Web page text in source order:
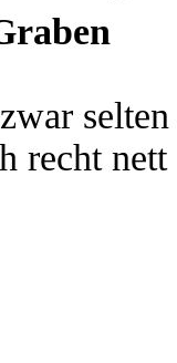
selten
recht nett